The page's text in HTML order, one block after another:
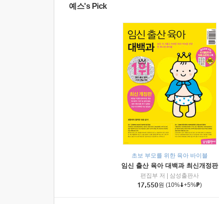
예스's Pick
초보 부모를 위한 육아 바이블
임신 출산 육아 대백과 최신개정판
편집부 저
삼성출판사
17,550원 (10% +5% )